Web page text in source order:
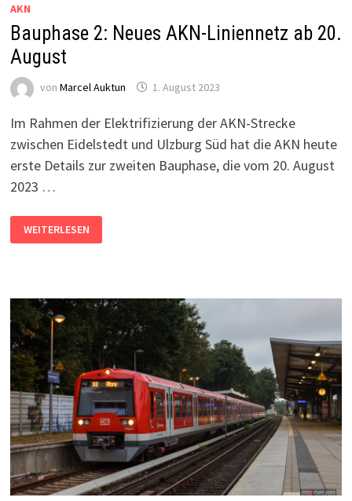
AKN
Bauphase 2: Neues AKN-Liniennetz ab 20.
August
von Marcel Auktun 1. August 2023
Im Rahmen der Elektrifizierung der AKN-Strecke
zwischen Eidelstedt und Ulzburg Süd hat die AKN heute
erste Details zur zweiten Bauphase, die vom 20. August
2023 …
2:
NEUES
AUGUST
WEITERLESEN